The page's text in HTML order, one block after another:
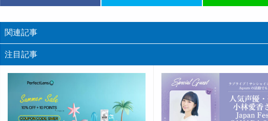
関連記事
注目記事